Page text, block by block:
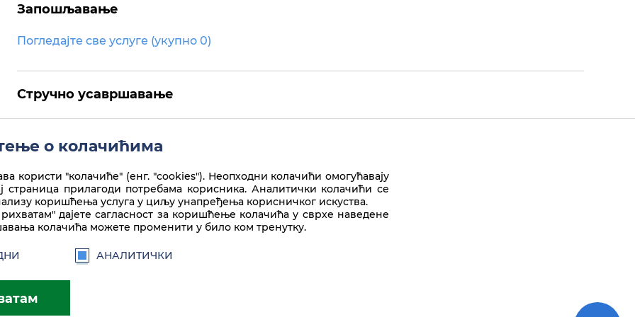
Запошљавање
Погледајте све услуге (укупно 0)
Стручно усавршавање
о колачићима
користи "колачиће" (енг. "cookies"). Неопходни колачићи омогућавају
страница прилагоди потребама корисника. Аналитички колачићи се
коришћења услуга у циљу унапређења корисничког искуства.
дајете сагласност за коришћење колачића у сврхе наведене
колачића можете променити у било ком тренутку.
АНАЛИТИЧКИ